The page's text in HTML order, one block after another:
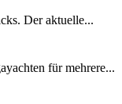
Der aktuelle...
für mehrere...